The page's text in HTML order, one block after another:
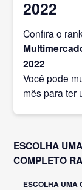
2022
Confira o
2022
Você pode
mês para ter
ESCOLHA
COMPLETO
ESCOLHA UMA